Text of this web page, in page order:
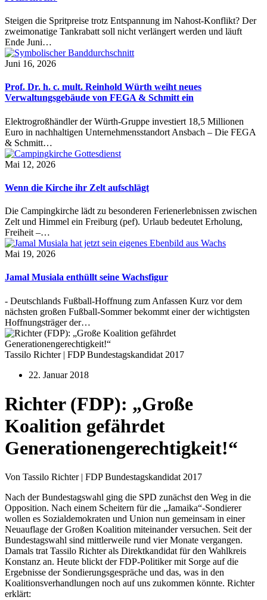
Steigen die Spritpreise trotz Entspannung im Nahost-Konflikt? Der
zweimonatige Tankrabatt soll nicht verlängert werden und läuft
Ende Juni…
Juni 16, 2026
Prof. Dr. h. c. mult. Reinhold Würth weiht neues
Verwaltungsgebäude von FEGA & Schmitt ein
Elektrogroßhändler der Würth-Gruppe investiert 18,5 Millionen
Euro in nachhaltigen Unternehmensstandort Ansbach – Die FEGA
& Schmitt…
Mai 12, 2026
Wenn die Kirche ihr Zelt aufschlägt
Die Campingkirche lädt zu besonderen Ferienerlebnissen zwischen
Zelt und Himmel ein Freiburg (pef). Urlaub bedeutet Erholung,
Freiheit –…
Mai 19, 2026
Jamal Musiala enthüllt seine Wachsfigur
- Deutschlands Fußball-Hoffnung zum Anfassen Kurz vor dem
nächsten großen Fußball-Sommer bekommt einer der wichtigsten
Hoffnungsträger der…
Tassilo Richter | FDP Bundestagskandidat 2017
22. Januar 2018
Richter (FDP): „Große
Koalition gefährdet
Generationengerechtigkeit!“
Von Tassilo Richter | FDP Bundestagskandidat 2017
Nach der Bundestagswahl ging die SPD zunächst den Weg in die
Opposition. Nach einem Scheitern für die „Jamaika“-Sondierer
wollen es Sozialdemokraten und Union nun gemeinsam in einer
Neuauflage der Großen Koalition miteinander versuchen. Seit der
Bundestagswahl sind mittlerweile rund vier Monate vergangen.
Damals trat Tassilo Richter als Direktkandidat für den Wahlkreis
Konstanz an. Heute blickt der FDP-Politiker mit Sorge auf die
Ergebnisse der Sondierungsgespräche und das, was in den
Koalitionsverhandlungen noch auf uns zukommen könnte. Richter
erklärt: